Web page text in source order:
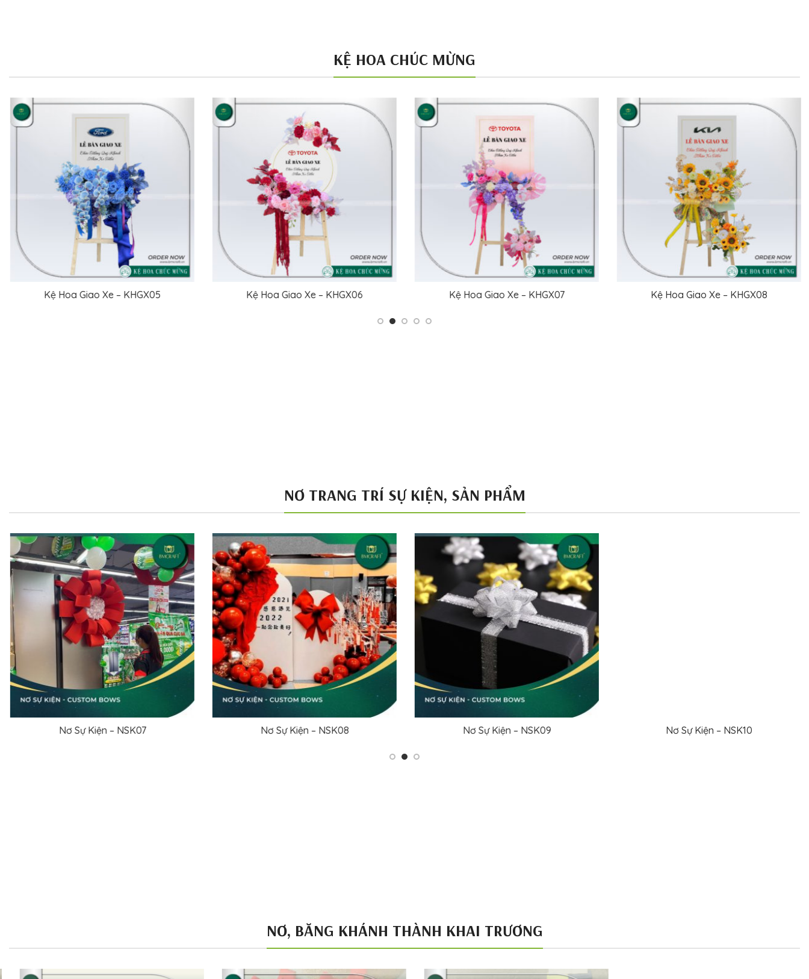
KỆ HOA CHÚC MỪNG
ĐỌC TIẾP
Kệ Hoa Giao Xe – KHGX09 ĐỌC TIẾP
Kệ Hoa Giao Xe – KHGX10 ĐỌC TIẾP
Kệ Hoa Giao Xe – KHGX12 ĐỌC TIẾP
Kệ Hoa Giao Xe – KHGX13
NƠ TRANG TRÍ SỰ KIỆN, SẢN PHẨM
ĐỌC TIẾP
Nơ Sự Kiện – NSK09 ĐỌC TIẾP
Nơ Sự Kiện – NSK10 ĐỌC TIẾP
Nơ Sự Kiện – NSK11 ĐỌC TIẾP
Nơ Sự Kiện – NSK12
NƠ, BĂNG KHÁNH THÀNH KHAI TRƯƠNG